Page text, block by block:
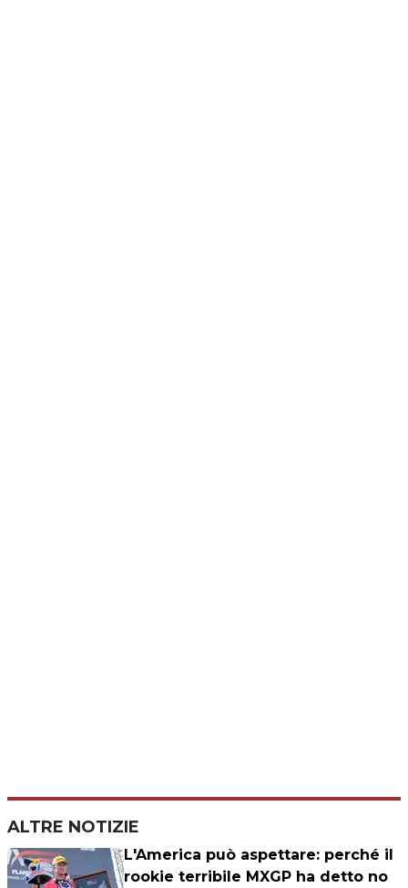
ALTRE NOTIZIE
L'America può aspettare: perché il
rookie terribile MXGP ha detto no